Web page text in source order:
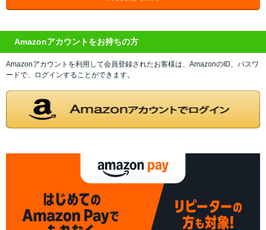
Amazonアカウントをお持ちの方
Amazonアカウントを利用して会員登録されたお客様は、AmazonのID、パスワ
ードで、ログインすることができます。